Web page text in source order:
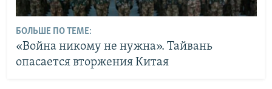
БОЛЬШЕ ПО ТЕМЕ:
«Война никому не нужна». Тайвань
опасается вторжения Китая